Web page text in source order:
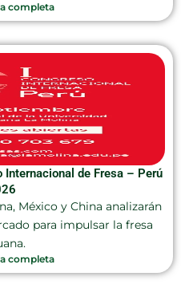
completa
de Fresa – Perú
México y China analizarán
para impulsar la fresa
completa